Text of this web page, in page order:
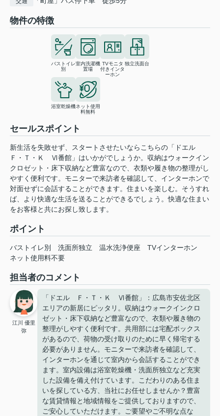
物件の特徴
バストイレ
別
室内洗濯機
置場
TVモニタ
付きインタ
ーホン
独立洗面台
浴室乾燥機ネット使用
料無料
セールスポイント
新生活を失敗せず、スタートさせたいならこちらの「ドエル
Ｆ・Ｔ・Ｋ Ⅵ番館」はいかがでしょうか。収納はウォークイン
クロゼット・床下収納など豊富なので、衣類や履き物の整理がし
やすく便利です。モニターで来訪者を確認して、インターホンで
対面せずに会話することができます。住まいを楽しむ。そうすれ
ば、より快適な生活を送ることができるでしょう。快適な住まい
をお客様と共にお探し致します。
ポイント
バストイレ別 洗面所独立 温水洗浄便座
TVインターホン
ネット使用料不要
担当者のコメント
江川 優里
弥
「ドエル Ｆ・Ｔ・Ｋ Ⅵ番館」：広島市安佐北区
エリアの新居にピッタリ。収納はウォークインクロ
ゼット・床下収納など豊富なので、衣類や履き物の
整理がしやすく便利です。共用部には宅配ボックス
があるので、荷物の受け取りのために早く帰宅する
必要がありません。モニターで来訪者を確認して、
インターホンを通じて室内から会話することができ
ます。室内設備は浴室乾燥機・洗面所独立など充実
した設備を備え付けています。こだわりのある住ま
いを探している方、当社にお任せしませんか？豊富
な賃貸情報と地域情報をご提供しておりますので、
ご安心していただけます。ご要望やご不明な点な